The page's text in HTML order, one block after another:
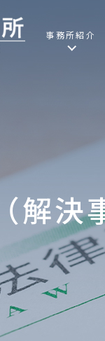
事務所紹介
解決